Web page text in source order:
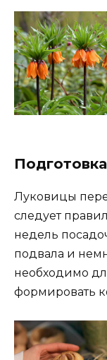
Луковицы
следует
недель
подвала и
необходимо
формировать